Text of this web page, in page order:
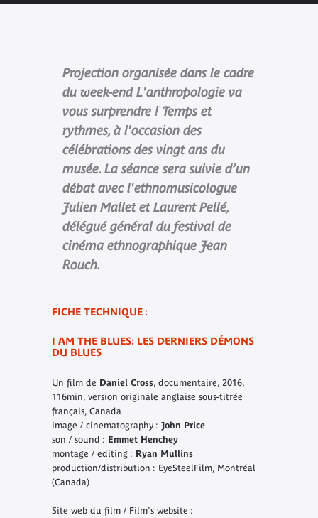
Projection organisée dans le cadre
du week-end L'anthropologie va
vous surprendre ! Temps et
rythmes, à l'occasion des
célébrations des vingt ans du
musée. La séance sera suivie d’un
débat avec l'ethnomusicologue
Julien Mallet et Laurent Pellé,
délégué général du festival de
cinéma ethnographique Jean
Rouch.
FICHE TECHNIQUE :
I AM THE BLUES: LES DERNIERS DÉMONS
DU BLUES
Un film de Daniel Cross, documentaire, 2016,
116min, version originale anglaise sous-titrée
français, Canada
image / cinematography : John Price
son / sound : Emmet Henchey
montage / editing : Ryan Mullins
production/distribution : EyeSteelFilm, Montréal
(Canada)
Site web du film / Film's website :